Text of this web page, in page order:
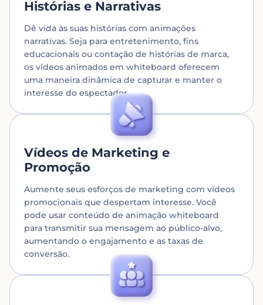
Histórias e Narrativas
Dê vida às suas histórias com animações
narrativas. Seja para entretenimento, fins
educacionais ou contação de histórias de marca,
os vídeos animados em whiteboard oferecem
uma maneira dinâmica de capturar e manter o
interesse do espectador.
Vídeos de Marketing e
Promoção
Aumente seus esforços de marketing com vídeos
promocionais que despertam interesse. Você
pode usar conteúdo de animação whiteboard
para transmitir sua mensagem ao público-alvo,
aumentando o engajamento e as taxas de
conversão.